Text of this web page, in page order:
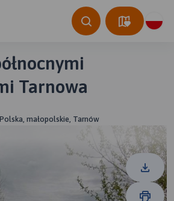
Tarnowa
Polska, małopolskie, Tarnów